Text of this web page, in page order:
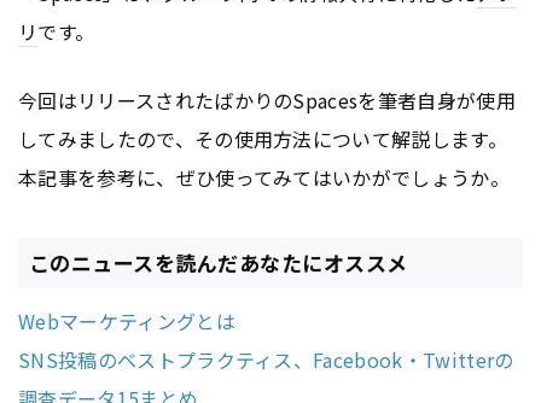
リです。
今回はリリースされたばかりのSpacesを筆者自身が使用
してみましたので、その使用方法について解説します。
本記事を参考に、ぜひ使ってみてはいかがでしょうか。
このニュースを読んだあなたにオススメ
Webマーケティングとは
SNS投稿のベストプラクティス、Facebook・Twitterの